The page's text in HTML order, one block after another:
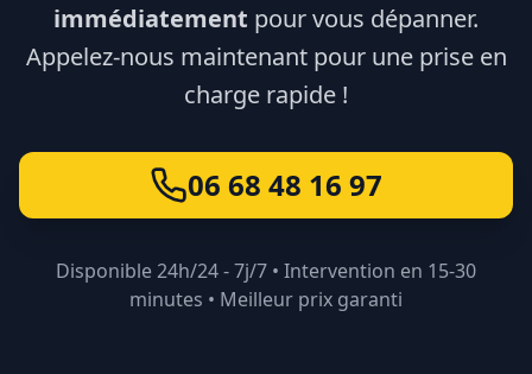
immédiatement pour vous dépanner.
Appelez-nous maintenant pour une prise en
charge rapide !
06 68 48 16 97
Disponible 24h/24 - 7j/7 • Intervention en 15-30
minutes • Meilleur prix garanti